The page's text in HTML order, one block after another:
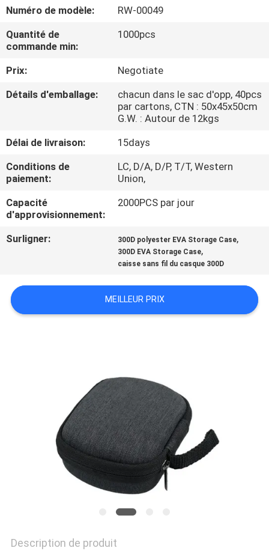
D'USINE
CONTRÔLE
DE
QUALITÉ
PLAN
SITE
PRIVACY
POLICY
Numéro de modèle:
RW-00049
Quantité de
commande min:
1000pcs
Prix:
Negotiate
Détails d'emballage:
chacun dans le sac d'opp, 40pcs
par cartons, CTN : 50x45x50cm
G.W. : Autour de 12kgs
Délai de livraison:
15days
Conditions de
paiement:
LC, D/A, D/P, T/T, Western
Union,
Capacité
d'approvisionnement:
2000PCS par jour
Surligner: 300D polyester EVA Storage Case,
300D EVA Storage Case,
caisse sans fil du casque 300D
MEILLEUR PRIX
Description de produit